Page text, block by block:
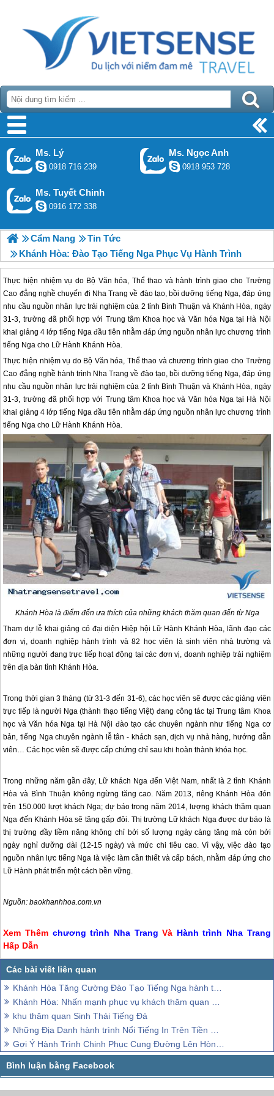
Ms. Lý
0918 716 239
Ms. Ngọc Anh
0918 953 728
Ms. Tuyết Chinh
0916 172 338
Cẩm Nang
Tin Tức
Khánh Hòa: Đào Tạo Tiếng Nga Phục Vụ Hành Trình
Thực hiện nhiệm vụ do Bộ Văn hóa, Thể thao và hành trình giao cho Trường
Cao đẳng nghề chuyến đi Nha Trang về đào tạo, bồi dưỡng tiếng Nga, đáp ứng
nhu cầu nguồn nhân lực trải nghiệm của 2 tỉnh Bình Thuận và Khánh Hòa, ngày
31-3, trường đã phối hợp với Trung tâm Khoa học và Văn hóa Nga tại Hà Nội
khai giảng 4 lớp tiếng Nga đầu tiên nhằm đáp ứng nguồn nhân lực chương trình
tiếng Nga cho Lữ Hành Khánh Hòa.
Thực hiện nhiệm vụ do Bộ Văn hóa, Thể thao và chương trình giao cho Trường
Cao đẳng nghề hành trình Nha Trang về đào tạo, bồi dưỡng tiếng Nga, đáp ứng
nhu cầu nguồn nhân lực trải nghiệm của 2 tỉnh Bình Thuận và Khánh Hòa, ngày
31-3, trường đã phối hợp với Trung tâm Khoa học và Văn hóa Nga tại Hà Nội
khai giảng 4 lớp tiếng Nga đầu tiên nhằm đáp ứng nguồn nhân lực chương trình
tiếng Nga cho Lữ Hành Khánh Hòa.
Khánh Hòa là điểm đến ưa thích của những khách thăm quan đến từ Nga
Tham dự lễ khai giảng có đại diện Hiệp hội Lữ Hành Khánh Hòa, lãnh đạo các
đơn vị, doanh nghiệp hành trình và 82 học viên là sinh viên nhà trường và
những người đang trực tiếp hoạt động tại các đơn vị, doanh nghiệp trải nghiệm
trên địa bàn tỉnh Khánh Hòa.
Trong thời gian 3 tháng (từ 31-3 đến 31-6), các học viên sẽ được các giảng viên
trực tiếp là người Nga (thành thạo tiếng Việt) đang công tác tại Trung tâm Khoa
học và Văn hóa Nga tại Hà Nội đào tạo các chuyên ngành như tiếng Nga cơ
bản, tiếng Nga chuyên ngành lễ tân - khách sạn, dịch vụ nhà hàng, hướng dẫn
viên… Các học viên sẽ được cấp chứng chỉ sau khi hoàn thành khóa học.
Trong những năm gần đây, Lữ khách Nga đến Việt Nam, nhất là 2 tỉnh Khánh
Hòa và Bình Thuận không ngừng tăng cao. Năm 2013, riêng Khánh Hòa đón
trên 150.000 lượt khách Nga; dự báo trong năm 2014, lượng khách thăm quan
Nga đến Khánh Hòa sẽ tăng gấp đôi. Thị trường Lữ khách Nga được dự báo là
thị trường đầy tiềm năng không chỉ bởi số lượng ngày càng tăng mà còn bởi
ngày nghỉ dưỡng dài (12-15 ngày) và mức chi tiêu cao. Vì vậy, việc đào tạo
nguồn nhân lực tiếng Nga là việc làm cần thiết và cấp bách, nhằm đáp ứng cho
Lữ Hành phát triển một cách bền vững.
Nguồn: baokhanhhoa.com.vn
Xem Thêm chương trình Nha Trang Và Hành trình Nha Trang
Hấp Dẫn
Khánh Hòa Tăng Cường Đào Tạo Tiếng Nga hành trình
Khánh Hòa: Nhấn mạnh phục vụ khách thăm quan nhân dịp 2/9
khu thăm quan Sinh Thái Tiếng Đá
Những Địa Danh hành trình Nổi Tiếng In Trên Tiền Giấy
Gợi Ý Hành Trình Chinh Phục Cung Đường Lên Hòn Bà - Đà Lạt Xứ Biển